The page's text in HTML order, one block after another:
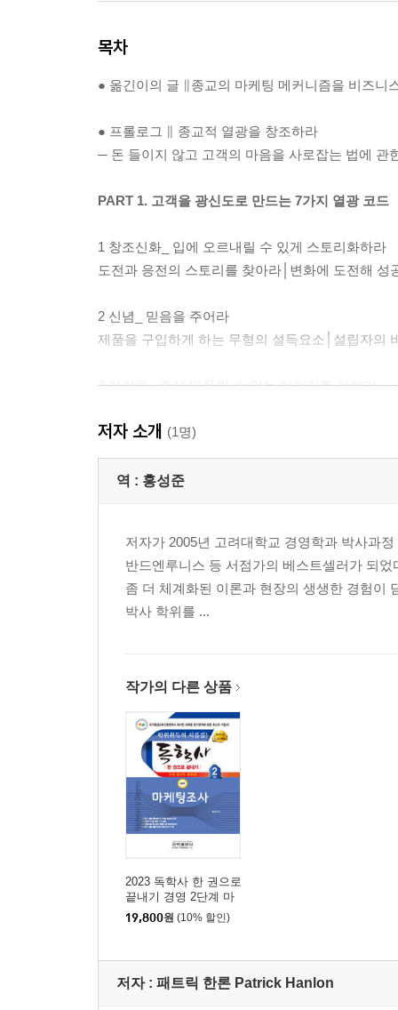
목차
● 옮긴이의 글 ∥종교의 마케팅 메커니즘을 비즈니
● 프롤로그 ∥ 종교적 열광을 창조하라
─ 돈 들이지 않고 고객의 마음을 사로잡는 법에 관
PART 1. 고객을 광신도로 만드는 7가지 열광 코드
1 창조신화_ 입에 오르내릴 수 있게 스토리화하라
도전과 응전의 스토리를 찾아라│변화에 도전해
2 신념_ 믿음을 주어라
제품을 구입하게 하는 무형의 설득요소│설립자의
3 아이콘_ 즉시 떠올릴 수 있는 이미지를 가져라
위력│브랜드 파워보다 강력한 라벨 마케팅│소리
4 의식_ 빠뜨릴 수 없는 일상의 한 부분이 되어라
5 이교도 또는 불신자_ 믿는 자와 믿지 않는 자를
비충성 고객을 분석하라│믿지 않는 자를 역이용하
6 신성한 말_ 소속감을 느낄 수 있는 용어를 창조하
7 리더_ 이 모든 법칙을 완성하라
너무 진보적이지도, 너무 압도적이지도 않게│양
PART.2 그들은 어떻게 종교가 되었는가_ ‘열광의
1 소비자 스스로 열광하게 하라
직원도 고객의 일부다│인터넷 커뮤니티를 활용
제3의 휴식처 스타벅스│신발 자체가 살아 있
조력자로 IBM│닷컴기업의 붕괴에도 어떻게 건
스토니필드 농장│신념을 상품으로 아베다│왕언니
저자 소개 (1명)
역 : 홍성준
저자가 2005년 고려대학교 경영학과 박사과
반드엔루니스 등 서점가의 베스트셀러가 되
좀 더 체계화된 이론과 현장의 생생한 경험이
박사 학위를 ...
작가의 다른 상품
2023 독학사 한 권으로
끝내기 경영 2단계 마
케팅조사
19,800원 (10% 할인)
저자 : 패트릭 한론 Patrick Hanlon